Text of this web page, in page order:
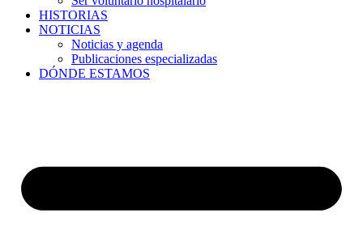
HISTORIAS
NOTICIAS
Noticias y agenda
Publicaciones especializadas
DÓNDE ESTAMOS